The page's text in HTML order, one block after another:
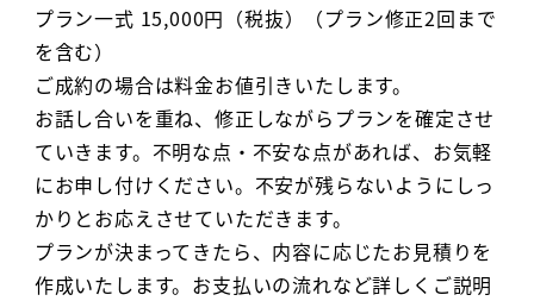
プラン一式 15,000円（税抜）（プラン修正2回まで
を含む）
ご成約の場合は料金お値引きいたします。
お話し合いを重ね、修正しながらプランを確定させ
ていきます。不明な点・不安な点があれば、お気軽
にお申し付けください。不安が残らないようにしっ
かりとお応えさせていただきます。
プランが決まってきたら、内容に応じたお見積りを
作成いたします。お支払いの流れなど詳しくご説明